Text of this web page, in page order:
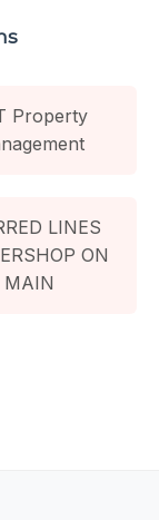
Property
LINES
ON
MAIN